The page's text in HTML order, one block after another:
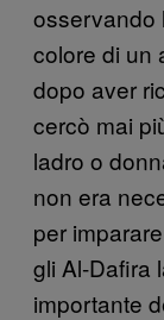
osservando
colore di un
dopo aver
cercò mai
ladro o
non era
per
gli Al-Dafira
importante